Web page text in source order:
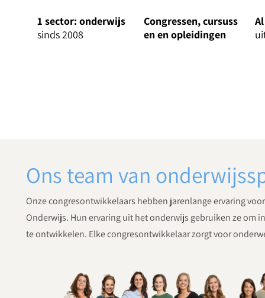
1 sector: onderwijs
sinds 2008
Congressen, cursuss
en en opleidingen
Ons team van
Onze congresontwikkelaars hebben jarenlange ervaring
Onderwijs. Hun ervaring uit het onderwijs gebruiken ze om
te ontwikkelen. Elke congresontwikkelaar zorgt voor